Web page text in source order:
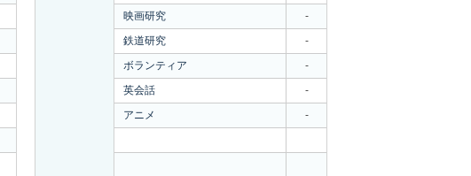
映画研究
-
鉄道研究
-
ボランティア
-
英会話
-
アニメ
-